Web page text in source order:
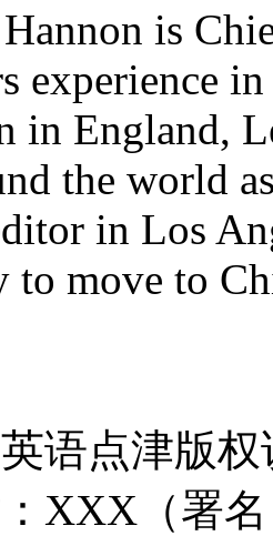
is
experience
in England,
the world
in Los
to move to
语点津版
XXX（署